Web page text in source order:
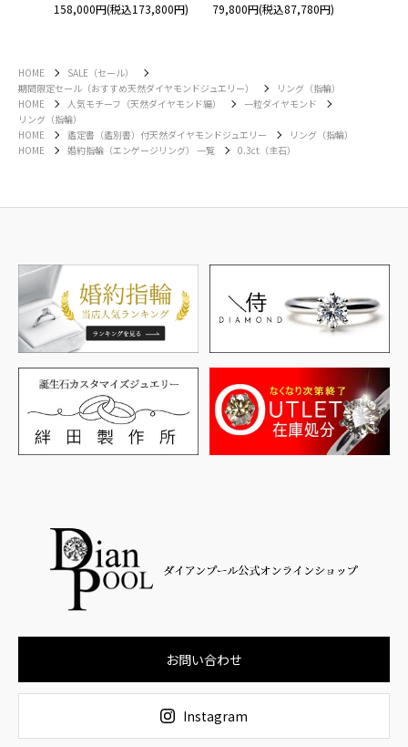
158,000円(税込173,800円) 79,800円(税込87,780円)
HOME
SALE（セール）
期間限定セール（おすすめ天然ダイヤモンドジュエリー）
リング（指輪）
HOME
人気モチーフ（天然ダイヤモンド編）
一粒ダイヤモンド
リング（指輪）
HOME
鑑定書（鑑別書）付天然ダイヤモンドジュエリー
リング（指輪）
HOME
婚約指輪（エンゲージリング） 一覧 0.3ct（主石）
お問い合わせ
Instagram